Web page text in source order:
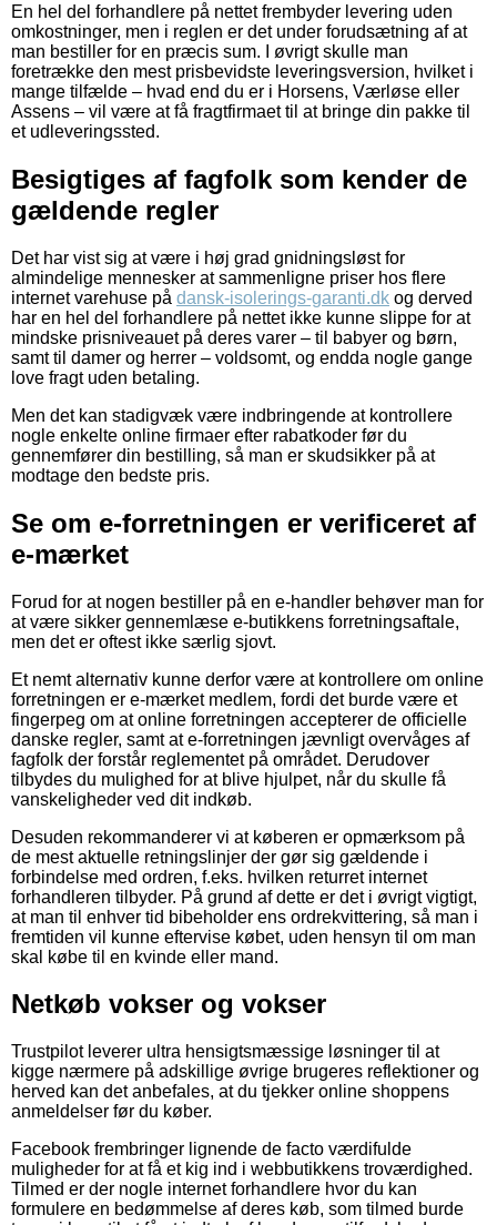
En hel del forhandlere på nettet frembyder levering uden
omkostninger, men i reglen er det under forudsætning af at
man bestiller for en præcis sum. I øvrigt skulle man
foretrække den mest prisbevidste leveringsversion, hvilket i
mange tilfælde – hvad end du er i Horsens, Værløse eller
Assens – vil være at få fragtfirmaet til at bringe din pakke til
et udleveringssted.
Besigtiges af fagfolk som kender de
gældende regler
Det har vist sig at være i høj grad gnidningsløst for
almindelige mennesker at sammenligne priser hos flere
internet varehuse på dansk-isolerings-garanti.dk og derved
har en hel del forhandlere på nettet ikke kunne slippe for at
mindske prisniveauet på deres varer – til babyer og børn,
samt til damer og herrer – voldsomt, og endda nogle gange
love fragt uden betaling.
Men det kan stadigvæk være indbringende at kontrollere
nogle enkelte online firmaer efter rabatkoder før du
gennemfører din bestilling, så man er skudsikker på at
modtage den bedste pris.
Se om e-forretningen er verificeret af
e-mærket
Forud for at nogen bestiller på en e-handler behøver man for
at være sikker gennemlæse e-butikkens forretningsaftale,
men det er oftest ikke særlig sjovt.
Et nemt alternativ kunne derfor være at kontrollere om online
forretningen er e-mærket medlem, fordi det burde være et
fingerpeg om at online forretningen accepterer de officielle
danske regler, samt at e-forretningen jævnligt overvåges af
fagfolk der forstår reglementet på området. Derudover
tilbydes du mulighed for at blive hjulpet, når du skulle få
vanskeligheder ved dit indkøb.
Desuden rekommanderer vi at køberen er opmærksom på
de mest aktuelle retningslinjer der gør sig gældende i
forbindelse med ordren, f.eks. hvilken returret internet
forhandleren tilbyder. På grund af dette er det i øvrigt vigtigt,
at man til enhver tid bibeholder ens ordrekvittering, så man i
fremtiden vil kunne eftervise købet, uden hensyn til om man
skal købe til en kvinde eller mand.
Netkøb vokser og vokser
Trustpilot leverer ultra hensigtsmæssige løsninger til at
kigge nærmere på adskillige øvrige brugeres reflektioner og
herved kan det anbefales, at du tjekker online shoppens
anmeldelser før du køber.
Facebook frembringer lignende de facto værdifulde
muligheder for at få et kig ind i webbutikkens troværdighed.
Tilmed er der nogle internet forhandlere hvor du kan
formulere en bedømmelse af deres køb, som tilmed burde